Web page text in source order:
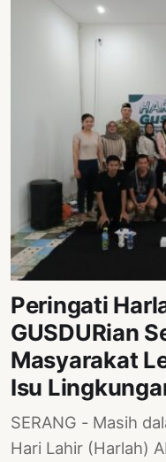
Peringati
GUSDURian
Masyarakat
Isu
SERANG - Masih
Hari Lahir (Harlah)